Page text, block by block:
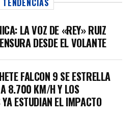
TENDENCIAS
LA VOZ DE «REY» RUIZ
DESDE EL VOLANTE
FALCON 9 SE ESTRELLA
8.700 KM/H Y LOS
ESTUDIAN EL IMPACTO